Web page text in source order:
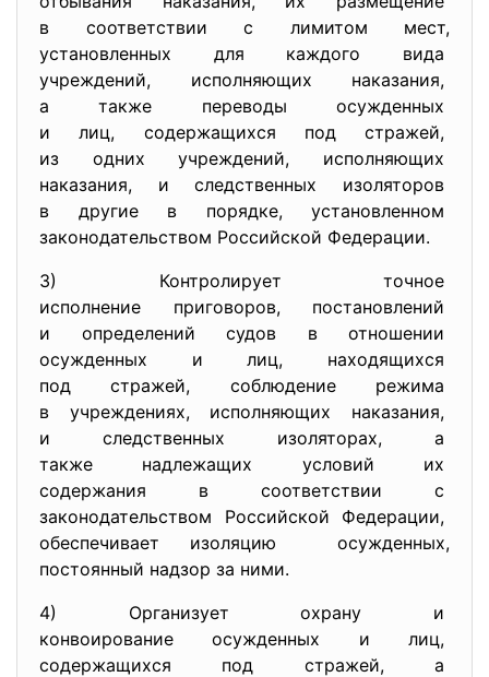
в соответствии с лимитом мест,
установленных для каждого вида
учреждений, исполняющих наказания,
а также переводы осужденных
и лиц, содержащихся под стражей,
из одних учреждений, исполняющих
наказания, и следственных изоляторов
в другие в порядке, установленном
законодательством Российской Федерации.
3) Контролирует точное
исполнение приговоров, постановлений
и определений судов в отношении
осужденных и лиц, находящихся
под стражей, соблюдение режима
в учреждениях, исполняющих наказания,
и следственных изоляторах, а
также надлежащих условий их
содержания в соответствии с
законодательством Российской Федерации,
обеспечивает изоляцию осужденных,
постоянный надзор за ними.
4) Организует охрану и
конвоирование осужденных и лиц,
содержащихся под стражей, а